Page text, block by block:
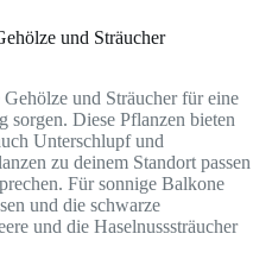
und Sträucher
und Sträucher für eine
sorgen. Diese Pflanzen bieten
Unterschlupf und
zu deinem Standort passen
Für sonnige Balkone
und die schwarze
und die Haselnusssträucher